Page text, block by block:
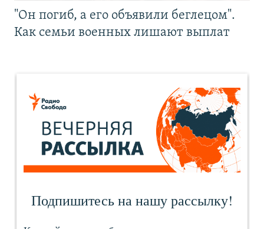
"Он погиб, а его объявили беглецом".
Как семьи военных лишают выплат